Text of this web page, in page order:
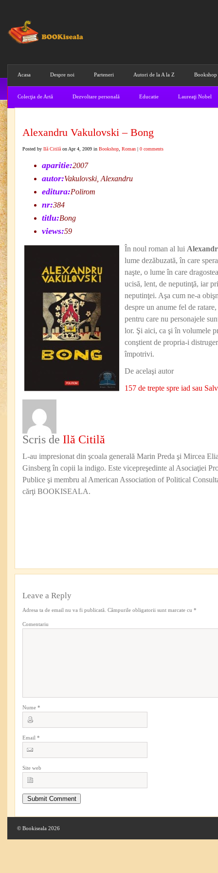
Acasa Despre noi Parteneri Autori de la A la Z Bookshop
Colecţia de Artă Dezvoltare personală Educatie Laureaţi Nobel
Alexandru Vakulovski – Bong
Posted by Ilă Citilă on Apr 4, 2009 in Bookshop Roman | 0 comments
aparitie:2007
autor:Vakulovski, Alexandru
editura:Polirom
nr:384
titlu:Bong
views:59
În noul roman al lui
lume dezăbuzată, în care
naşte, o lume în care
ucisă, lent, de neputinţă, iar
neputinţei. Aşa cum ne-a
despre un anume fel de
pentru care nu personajele
lor. Şi aici, ca şi în volumele
conştient de propria-i
împotrivi.
De acelaşi autor
157 de trepte spre iad sau
Scris de Ilă Citilă
L-au impresionat din şcoala generală Marin Preda şi Mircea
Ginsberg în copii la indigo. Este vicepreşedinte al Asociaţiei
Publice şi membru al American Association of Political
cărţi BOOKISEALA.
Leave a Reply
Adresa ta de email nu va fi publicată. Câmpurile obligatorii sunt marcate cu *
Comentariu
Nume *
Email *
Site web
© Bookiseala 2026